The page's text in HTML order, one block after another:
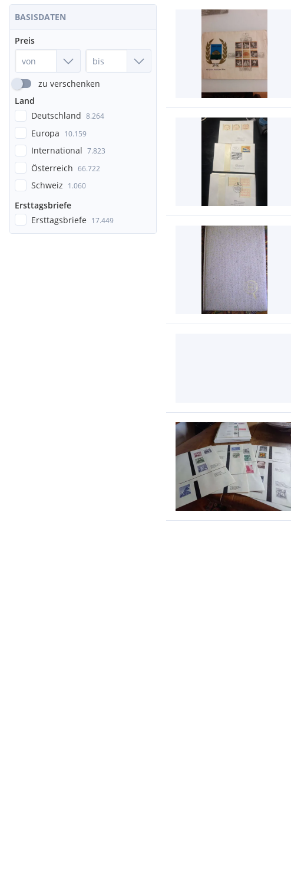
BASISDATEN
Preis
zu verschenken
Land
Deutschland 8.264
Europa 10.159
International 7.823
Österreich 66.722
Schweiz 1.060
Ersttagsbriefe
Ersttagsbriefe 17.449